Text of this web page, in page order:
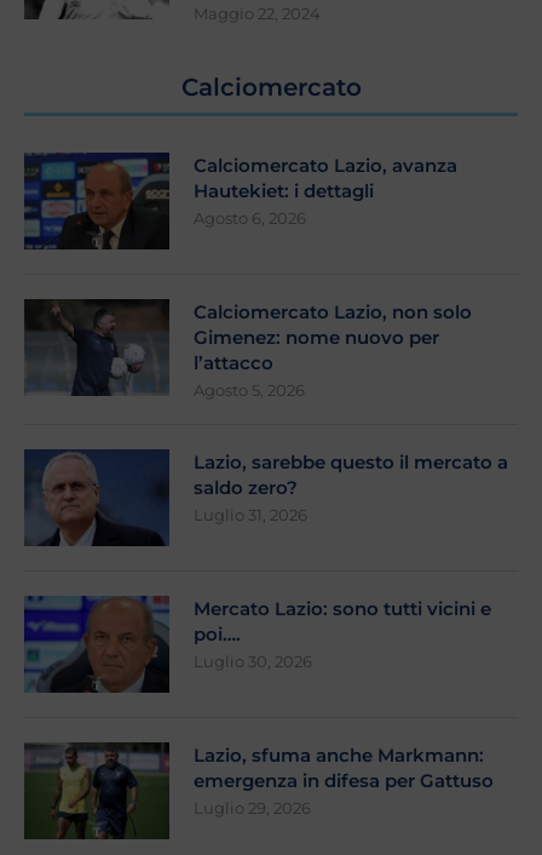
Maggio 22, 2024
Calciomercato
Calciomercato Lazio, avanza
Hautekiet: i dettagli
Agosto 6, 2026
Calciomercato Lazio, non solo
Gimenez: nome nuovo per
l’attacco
Agosto 5, 2026
Lazio, sarebbe questo il mercato a
saldo zero?
Luglio 31, 2026
Mercato Lazio: sono tutti vicini e
poi….
Luglio 30, 2026
Lazio, sfuma anche Markmann:
emergenza in difesa per Gattuso
Luglio 29, 2026